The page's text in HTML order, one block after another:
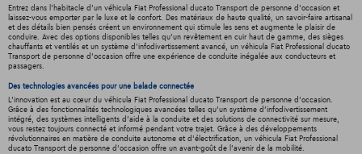
Entrez dans l'habitacle d'un véhicula Fiat Professional ducato Transport de personne d'occasion et
laissez-vous emporter par le luxe et le confort. Des matériaux de haute qualité, un savoir-faire artisanal
et des détails bien pensés créent un environnement qui stimule les sens et augmente le plaisir de
conduire. Avec des options disponibles telles qu'un revêtement en cuir haut de gamme, des sièges
chauffants et ventilés et un système d'infodivertissement avancé, un véhicula Fiat Professional ducato
Transport de personne d'occasion offre une expérience de conduite inégalée aux conducteurs et
passagers.
Des technologies avancées pour une balade connectée
L'innovation est au cœur du véhicula Fiat Professional ducato Transport de personne d'occasion.
Grâce à des fonctionnalités technologiques avancées telles qu'un système d'infodivertissement
intégré, des systèmes intelligents d'aide à la conduite et des solutions de connectivité sur mesure,
vous restez toujours connecté et informé pendant votre trajet. Grâce à des développements
révolutionnaires en matière de conduite autonome et d'électrification, un véhicula Fiat Professional
ducato Transport de personne d'occasion offre un avant-goût de l'avenir de la mobilité.